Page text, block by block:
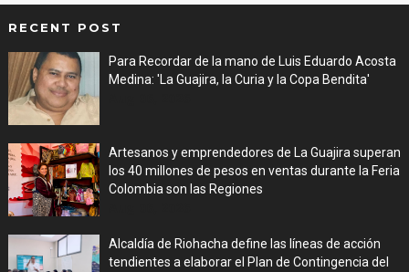
RECENT POST
Para Recordar de la mano de Luis Eduardo Acosta
Medina: 'La Guajira, la Curia y la Copa Bendita'
Artesanos y emprendedores de La Guajira superan
los 40 millones de pesos en ventas durante la Feria
Colombia son las Regiones
Alcaldía de Riohacha define las líneas de acción
tendientes a elaborar el Plan de Contingencia del